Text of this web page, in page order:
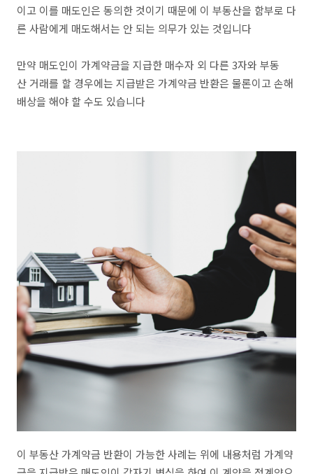
이고 이를 매도인은 동의한 것이기 때문에 이 부동산을 함부로 다
른 사람에게 매도해서는 안 되는 의무가 있는 것입니다
만약 매도인이 가계약금을 지급한 매수자 외 다른 3자와 부동
산 거래를 할 경우에는 지급받은 가계약금 반환은 물론이고 손해
배상을 해야 할 수도 있습니다
이 부동산 가계약금 반환이 가능한 사례는 위에 내용처럼 가계약